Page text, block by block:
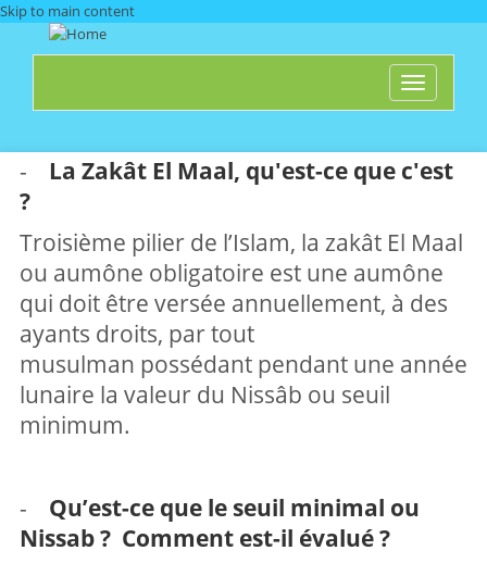
Skip to main content
Toggle
- La Zakât El Maal, qu'est-ce que c'est
?
Troisième pilier de l’Islam, la zakât El Maal
ou aumône obligatoire est une aumône
qui doit être versée annuellement, à des
ayants droits, par tout
musulman possédant pendant une année
lunaire la valeur du Nissâb ou seuil
minimum.
- Qu’est-ce que le seuil minimal ou
Nissab ? Comment est-il évalué ?